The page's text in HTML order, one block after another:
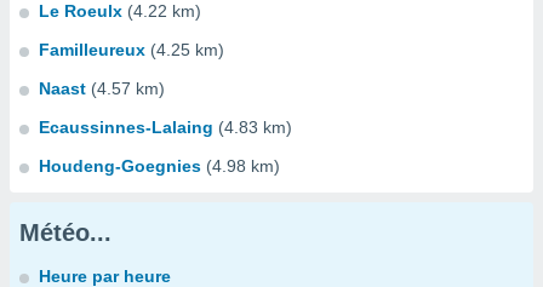
Le Roeulx (4.22 km)
Familleureux (4.25 km)
Naast (4.57 km)
Ecaussinnes-Lalaing (4.83 km)
Houdeng-Goegnies (4.98 km)
Météo...
Heure par heure